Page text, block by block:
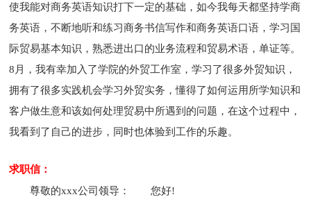
使我能对商务英语知识打下一定的基础，如今我每天都坚持学商
务英语，不断地听和练习商务书信写作和商务英语口语，学习国
际贸易基本知识，熟悉进出口的业务流程和贸易术语，单证等。
8月，我有幸加入了学院的外贸工作室，学习了很多外贸知识，
拥有了很多实践机会学习外贸实务，懂得了如何运用所学知识和
客户做生意和该如何处理贸易中所遇到的问题，在这个过程中，
我看到了自己的进步，同时也体验到工作的乐趣。
求职信：
尊敬的xxx公司领导：
您好!